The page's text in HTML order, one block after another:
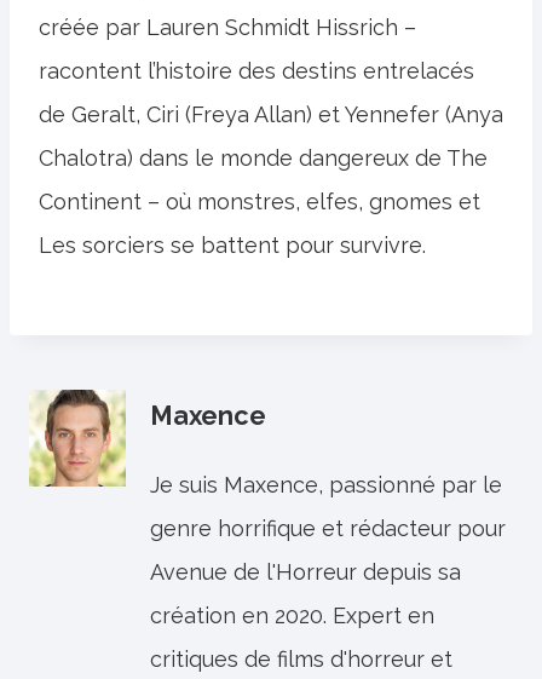
créée par Lauren Schmidt Hissrich –
racontent l’histoire des destins entrelacés
de Geralt, Ciri (Freya Allan) et Yennefer (Anya
Chalotra) dans le monde dangereux de The
Continent – ​​où monstres, elfes, gnomes et
Les sorciers se battent pour survivre.
Maxence
Je suis Maxence, passionné par le
genre horrifique et rédacteur pour
Avenue de l'Horreur depuis sa
création en 2020. Expert en
critiques de films d'horreur et